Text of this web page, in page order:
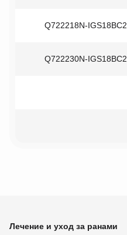
Q722218N-
Q722230N-
Лечение и уход за ранами